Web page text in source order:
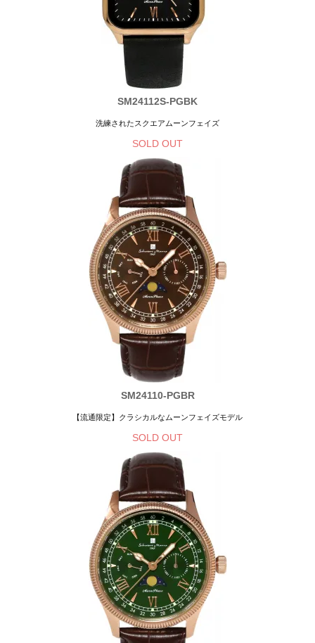
SM24112S-PGBK
洗練されたスクエアムーンフェイズ
SOLD OUT
SM24110-PGBR
【流通限定】クラシカルなムーンフェイズモデル
SOLD OUT